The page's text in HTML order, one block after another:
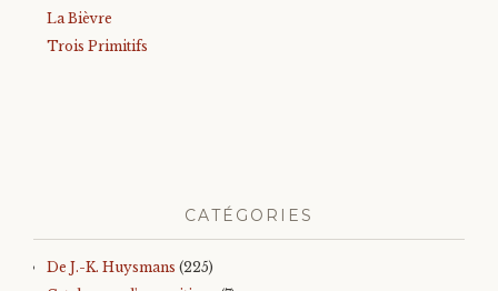
La Bièvre
Trois Primitifs
CATÉGORIES
De J.-K. Huysmans (225)